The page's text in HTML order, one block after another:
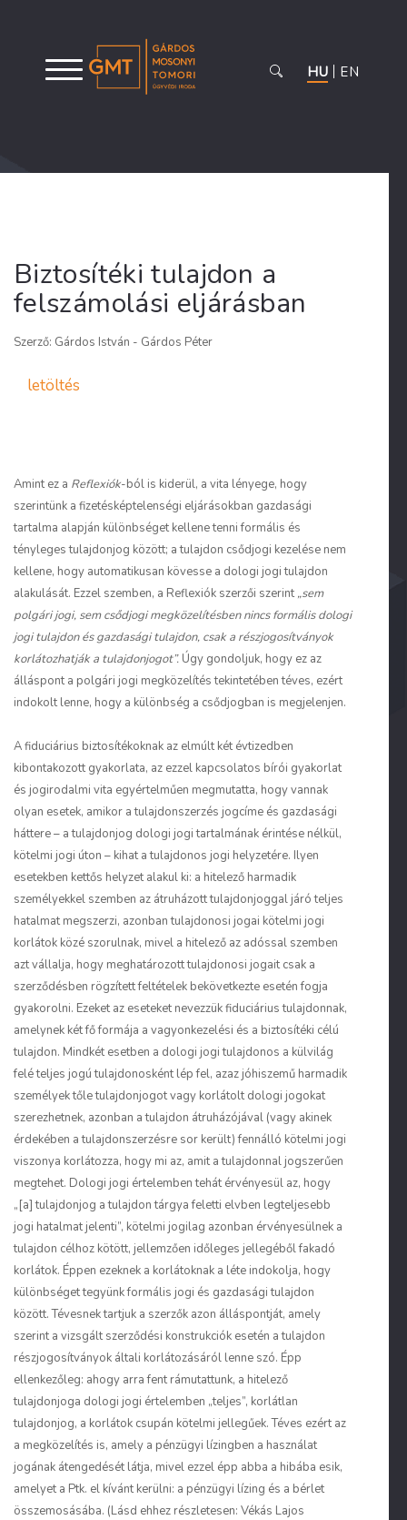
HU EN
Biztosítéki tulajdon a
felszámolási eljárásban
Szerző: Gárdos István - Gárdos Péter
letöltés
Amint ez a Reflexiók-ból is kiderül, a vita lényege, hogy
szerintünk a fizetésképtelenségi eljárásokban gazdasági
tartalma alapján különbséget kellene tenni formális és
tényleges tulajdonjog között; a tulajdon csődjogi kezelése nem
kellene, hogy automatikusan kövesse a dologi jogi tulajdon
alakulását. Ezzel szemben, a Reflexiók szerzői szerint „sem
polgári jogi, sem csődjogi megközelítésben nincs formális dologi
jogi tulajdon és gazdasági tulajdon, csak a részjogosítványok
korlátozhatják a tulajdonjogot”. Úgy gondoljuk, hogy ez az
álláspont a polgári jogi megközelítés tekintetében téves, ezért
indokolt lenne, hogy a különbség a csődjogban is megjelenjen.
A fiduciárius biztosítékoknak az elmúlt két évtizedben
kibontakozott gyakorlata, az ezzel kapcsolatos bírói gyakorlat
és jogirodalmi vita egyértelműen megmutatta, hogy vannak
olyan esetek, amikor a tulajdonszerzés jogcíme és gazdasági
háttere – a tulajdonjog dologi jogi tartalmának érintése nélkül,
kötelmi jogi úton – kihat a tulajdonos jogi helyzetére. Ilyen
esetekben kettős helyzet alakul ki: a hitelező harmadik
személyekkel szemben az átruházott tulajdonjoggal járó teljes
hatalmat megszerzi, azonban tulajdonosi jogai kötelmi jogi
korlátok közé szorulnak, mivel a hitelező az adóssal szemben
azt vállalja, hogy meghatározott tulajdonosi jogait csak a
szerződésben rögzített feltételek bekövetkezte esetén fogja
gyakorolni. Ezeket az eseteket nevezzük fiduciárius tulajdonnak,
amelynek két fő formája a vagyonkezelési és a biztosítéki célú
tulajdon. Mindkét esetben a dologi jogi tulajdonos a külvilág
felé teljes jogú tulajdonosként lép fel, azaz jóhiszemű harmadik
személyek tőle tulajdonjogot vagy korlátolt dologi jogokat
szerezhetnek, azonban a tulajdon átruházójával (vagy akinek
érdekében a tulajdonszerzésre sor került) fennálló kötelmi jogi
viszonya korlátozza, hogy mi az, amit a tulajdonnal jogszerűen
megtehet. Dologi jogi értelemben tehát érvényesül az, hogy
„[a] tulajdonjog a tulajdon tárgya feletti elvben legteljesebb
jogi hatalmat jelenti”, kötelmi jogilag azonban érvényesülnek a
tulajdon célhoz kötött, jellemzően időleges jellegéből fakadó
korlátok. Éppen ezeknek a korlátoknak a léte indokolja, hogy
különbséget tegyünk formális jogi és gazdasági tulajdon
között. Tévesnek tartjuk a szerzők azon álláspontját, amely
szerint a vizsgált szerződési konstrukciók esetén a tulajdon
részjogosítványok általi korlátozásáról lenne szó. Épp
ellenkezőleg: ahogy arra fent rámutattunk, a hitelező
tulajdonjoga dologi jogi értelemben „teljes”, korlátlan
tulajdonjog, a korlátok csupán kötelmi jellegűek. Téves ezért az
a megközelítés is, amely a pénzügyi lízingben a használat
jogának átengedését látja, mivel ezzel épp abba a hibába esik,
amelyet a Ptk. el kívánt kerülni: a pénzügyi lízing és a bérlet
összemosásába. (Lásd ehhez részletesen: Vékás Lajos